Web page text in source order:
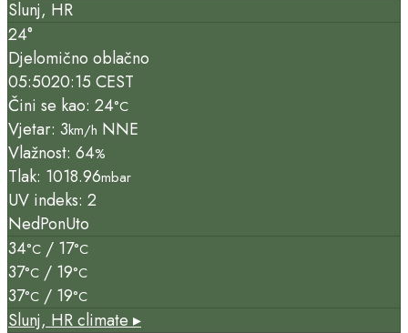
Slunj, HR
24°
Djelomično oblačno
05:5020:15 CEST
Čini se kao: 24°C
Vjetar: 3km/h NNE
Vlažnost: 64%
Tlak: 1018.96mbar
UV indeks: 2
NedPonUto
34°C / 17°C
37°C / 19°C
37°C / 19°C
Slunj, HRclimate ▸